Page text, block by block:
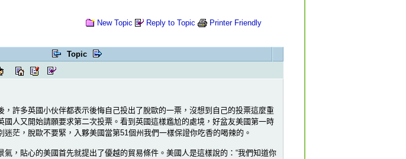
New Topic Reply to Topic Printer Friendly
Topic
，許多英國小伙伴都表示後悔自己投出了脫歐的一票，沒想到自己的投票這麼重
國人又開始請願要求第二次投票。看到英國這樣尷尬的處境，好盆友美國第一時
迷茫，脫歐不要緊，入夥美國當第51個州我們一樣保證你吃香的喝辣的。
，貼心的美國首先就提出了優越的貿易條件。美國人是這樣說的：“我們知道你